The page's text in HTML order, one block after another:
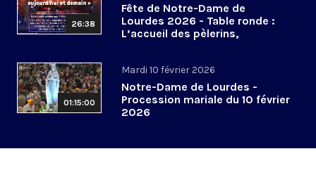
26:38
Fête de Notre-Dame de
Lourdes 2026 - Table ronde :
L’accueil des pèlerins,
01:15:00
Mardi 10 février 2026
Notre-Dame de Lourdes -
Procession mariale du 10 février
2026